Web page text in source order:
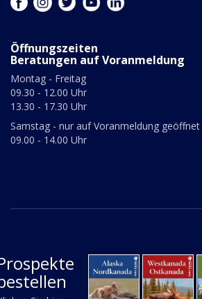
Öffnungszeiten
Beratungen auf Voranmeldung
Montag - Freitag
09.30 - 12.00 Uhr
13.30 - 17.30 Uhr
Samstag - nur auf Voranmeldung geöffnet
09.00 - 14.00 Uhr